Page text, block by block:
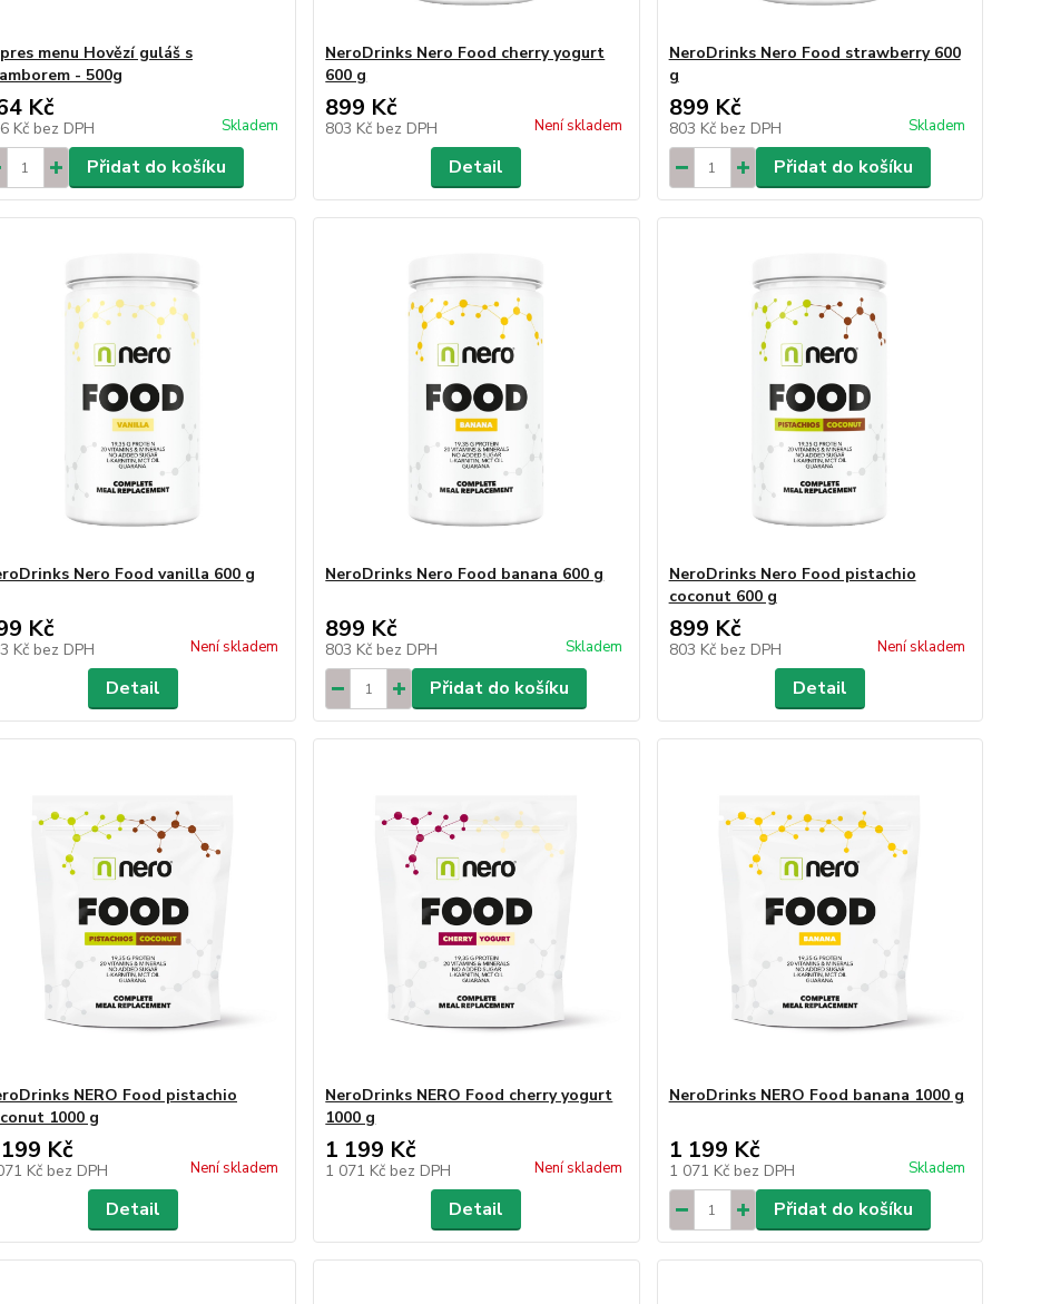
menu Hovězí guláš s
- 500g
Kč
Kč bez DPH Skladem
Přidat do košíku
NeroDrinks Nero Food cherry yogurt
600 g
899 Kč
803 Kč bez DPH Není skladem
Detail
NeroDrinks Nero Food strawberry 600
g
899 Kč
803 Kč bez DPH Skladem
Přidat do košíku
Nero Food vanilla 600 g
Kč
Kč bez DPH Není skladem
Detail
NeroDrinks Nero Food banana 600 g
899 Kč
803 Kč bez DPH Skladem
Přidat do košíku
NeroDrinks Nero Food pistachio
coconut 600 g
899 Kč
803 Kč bez DPH Není skladem
Detail
NERO Food pistachio
1000 g
Kč
Kč bez DPH Není skladem
Detail
NeroDrinks NERO Food cherry yogurt
1000 g
1 199 Kč
1 071 Kč bez DPH Není skladem
Detail
NeroDrinks NERO Food banana 1000 g
1 199 Kč
1 071 Kč bez DPH Skladem
Přidat do košíku